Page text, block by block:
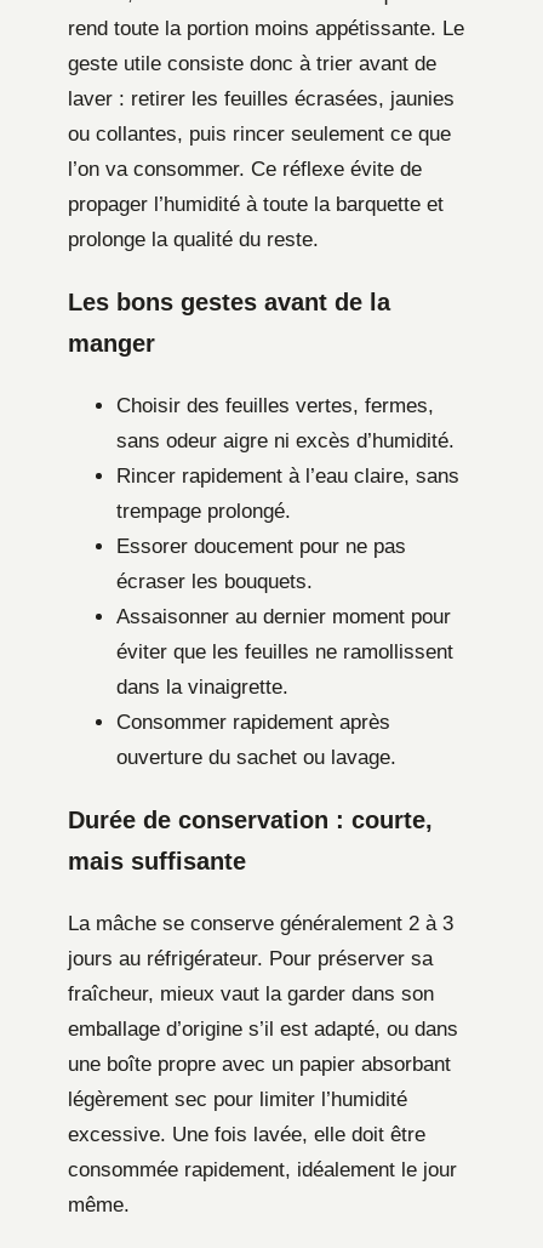
rend toute la portion moins appétissante. Le
geste utile consiste donc à trier avant de
laver : retirer les feuilles écrasées, jaunies
ou collantes, puis rincer seulement ce que
l’on va consommer. Ce réflexe évite de
propager l’humidité à toute la barquette et
prolonge la qualité du reste.
Les bons gestes avant de la
manger
Choisir des feuilles vertes, fermes,
sans odeur aigre ni excès d’humidité.
Rincer rapidement à l’eau claire, sans
trempage prolongé.
Essorer doucement pour ne pas
écraser les bouquets.
Assaisonner au dernier moment pour
éviter que les feuilles ne ramollissent
dans la vinaigrette.
Consommer rapidement après
ouverture du sachet ou lavage.
Durée de conservation : courte,
mais suffisante
La mâche se conserve généralement 2 à 3
jours au réfrigérateur. Pour préserver sa
fraîcheur, mieux vaut la garder dans son
emballage d’origine s’il est adapté, ou dans
une boîte propre avec un papier absorbant
légèrement sec pour limiter l’humidité
excessive. Une fois lavée, elle doit être
consommée rapidement, idéalement le jour
même.